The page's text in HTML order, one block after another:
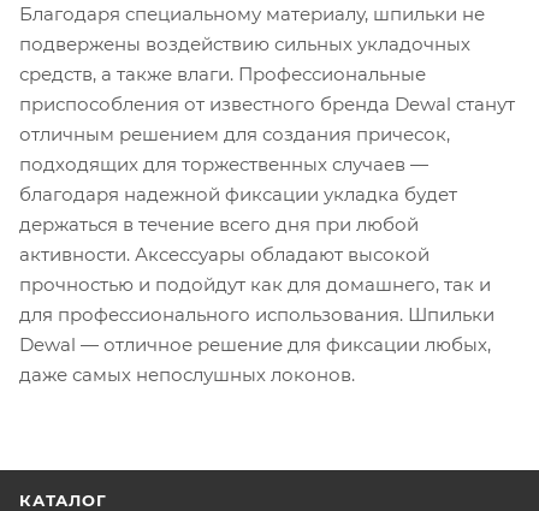
Благодаря специальному материалу, шпильки не
подвержены воздействию сильных укладочных
средств, а также влаги. Профессиональные
приспособления от известного бренда Dewal станут
отличным решением для создания причесок,
подходящих для торжественных случаев —
благодаря надежной фиксации укладка будет
держаться в течение всего дня при любой
активности. Аксессуары обладают высокой
прочностью и подойдут как для домашнего, так и
для профессионального использования. Шпильки
Dewal — отличное решение для фиксации любых,
даже самых непослушных локонов.
КАТАЛОГ